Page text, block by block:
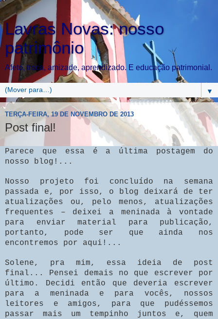
Lavras Novas: nosso
patrimônio
Afeto, troca, amizade, aprendizado. E educação patrimonial.
▼
TERÇA-FEIRA, 19 DE NOVEMBRO DE 2013
Post final!
Parece que essa é a última postagem do
nosso blog!...
Nosso projeto foi concluído na semana
passada e, por isso, o blog deixará de ter
atualizações ou, pelo menos, atualizações
frequentes – deixei a meninada à vontade
para enviar material para publicação,
portanto, pode ser que ainda nos
encontremos por aqui!...
Solene, pra mim, essa ideia de post
final... Pensei demais no que escrever por
último. Decidi então que deveria escrever
para a meninada e para vocês, nossos
leitores e amigos, para que pudéssemos
passar mais um tempinho juntos e, quem